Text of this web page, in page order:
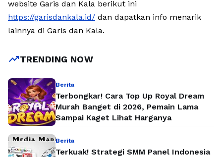
website Garis dan Kala berikut ini
https://garisdankala.id/ dan dapatkan info menarik
lainnya di Garis dan Kala.
trending_upTRENDING NOW
Berita
Terbongkar! Cara Top Up Royal Dream
Murah Banget di 2026, Pemain Lama
Sampai Kaget Lihat Harganya
Berita
Terkuak! Strategi SMM Panel Indonesia